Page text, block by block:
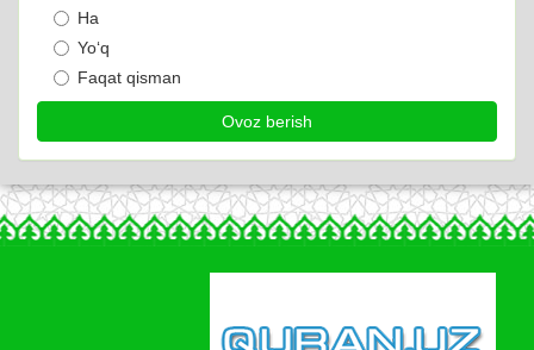
Ha
Yo‘q
Faqat qisman